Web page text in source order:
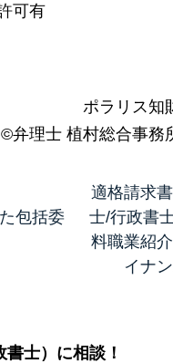
可有
ポラリス
©弁理士 植村総合事
包括委
適格請求
士/行政書
料職業紹
イナ
士）に相談！